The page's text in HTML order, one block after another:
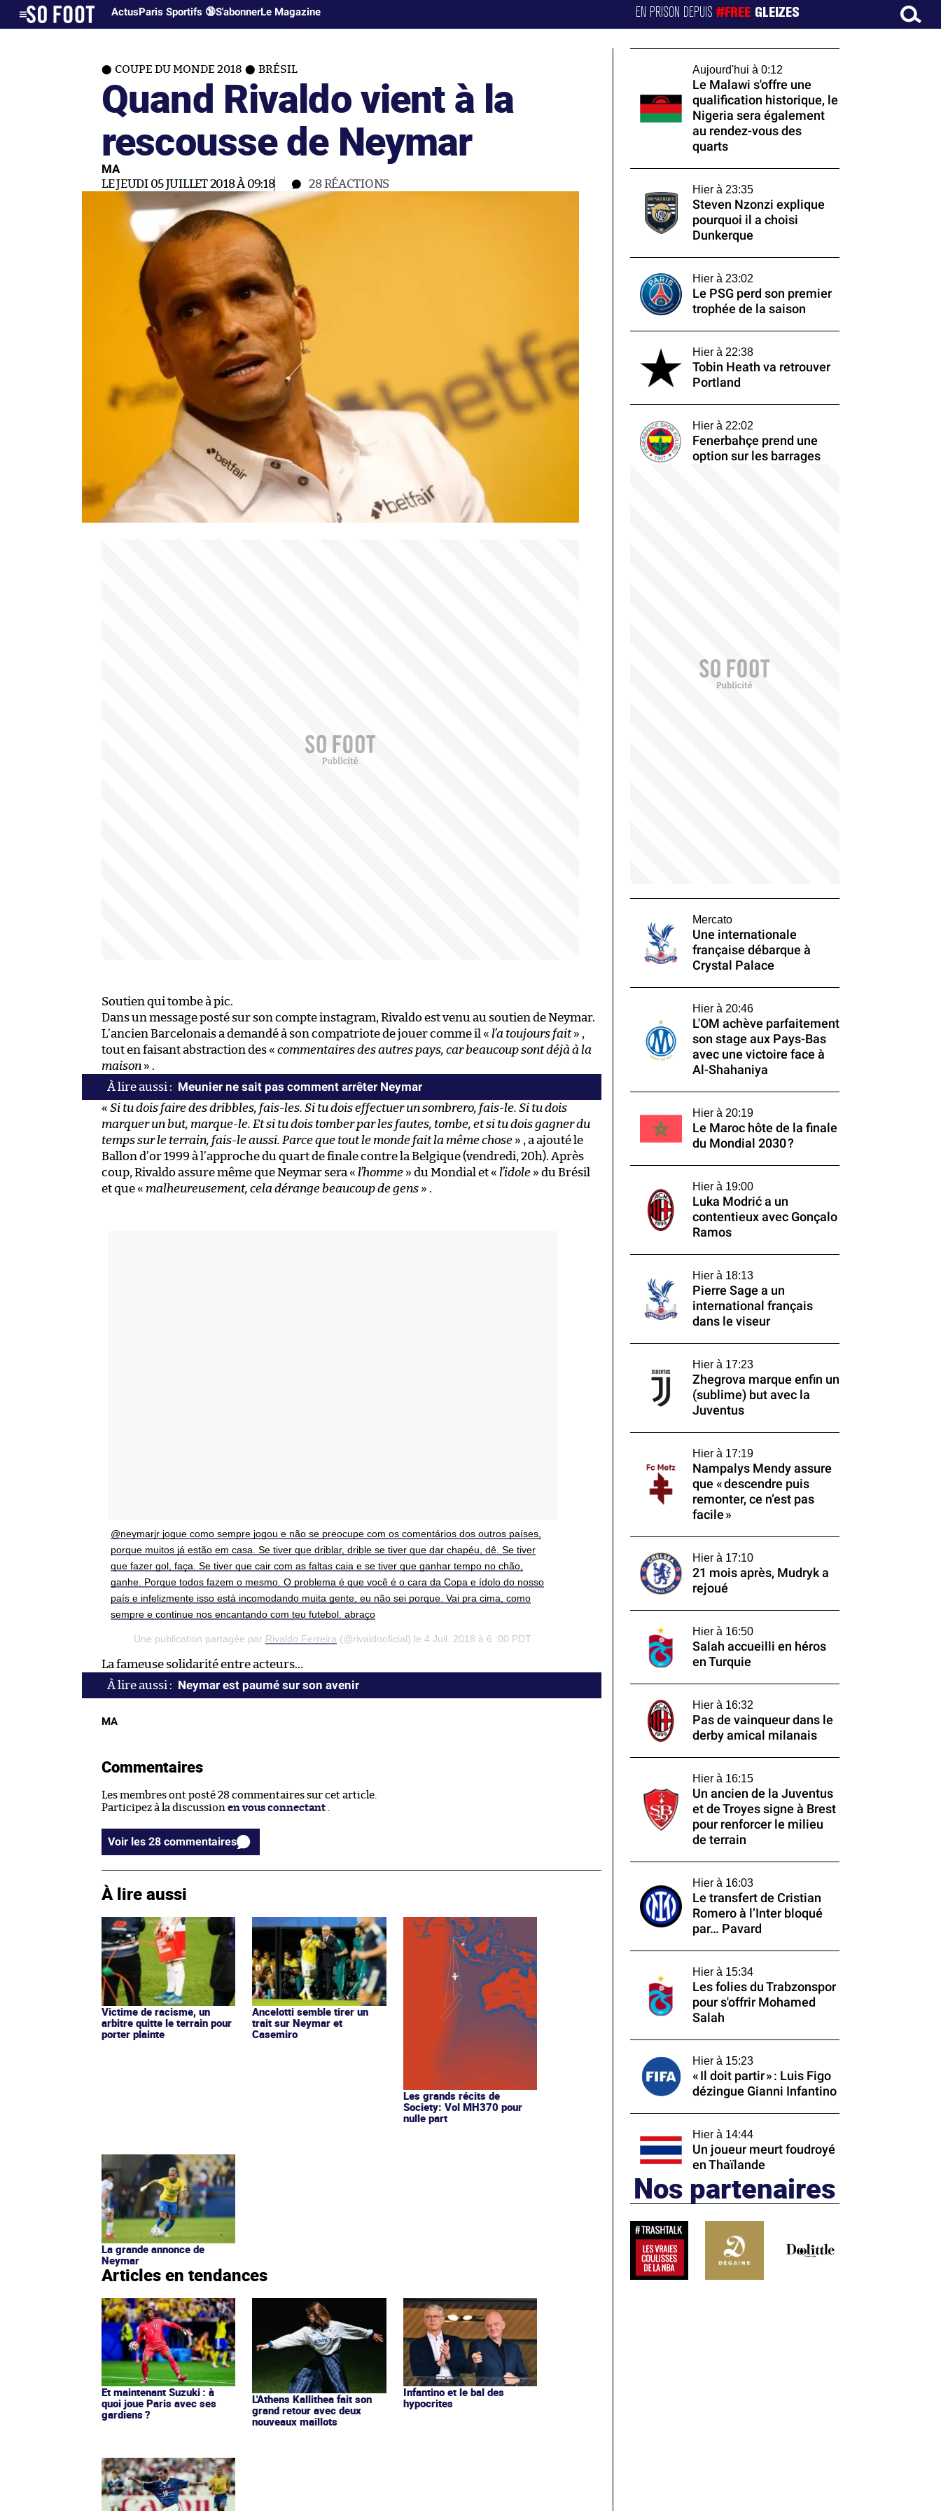
ActusParis Sportifs 🔞S'abonnerLe Magazine EN PRISON DEPUIS#FREE GLEIZES
COUPE DU MONDE 2018 BRÉSIL
Quand Rivaldo vient à la
rescousse de Neymar
MA
LE JEUDI 05 JUILLET 2018 À 09:18 28RÉACTIONS
Soutien qui tombe à pic.
Dans un message posté sur son compte instagram, Rivaldo est venu au soutien de Neymar.
L’ancien Barcelonais a demandé à son compatriote de jouer comme il « l’a toujours fait» ,
tout en faisant abstraction des « commentaires des autres pays, car beaucoup sont déjà à la
maison » .
Meunier ne sait pas comment arrêter Neymar
« Si tu dois faire des dribbles, fais-les. Si tu dois effectuer un sombrero, fais-le. Si tu dois
marquer un but, marque-le. Et si tu dois tomber par les fautes, tombe, et si tu dois gagner du
temps sur le terrain, fais-le aussi. Parce que tout le monde fait la même chose » , a ajouté le
Ballon d’or 1999 à l’approche du quart de finale contre la Belgique (vendredi, 20h). Après
coup, Rivaldo assure même que Neymar sera « l’homme » du Mondial et « l’idole » du Brésil
et que « malheureusement, cela dérange beaucoup de gens » .
@neymarjr jogue como sempre jogou e não se preocupe com os comentários dos outros países,
porque muitos já estão em casa. Se tiver que driblar, drible se tiver que dar chapéu, dê. Se tiver
que fazer gol, faça. Se tiver que cair com as faltas caia e se tiver que ganhar tempo no chão,
ganhe. Porque todos fazem o mesmo. O problema é que você é o cara da Copa e ídolo do nosso
país e infelizmente isso está incomodando muita gente, eu não sei porque. Vai pra cima, como
sempre e continue nos encantando com teu futebol. abraço
Une publication partagée par Rivaldo Ferreira (@rivaldooficial) le 4 Juil. 2018 à 6 :00 PDT
La fameuse solidarité entre acteurs…
Neymar est paumé sur son avenir
MA
Commentaires
Les membres ont posté 28 commentaires sur cet article.
Participez à la discussion en vous connectant .
Voir les 28 commentaires
À lire aussi
Victime de racisme, un
arbitre quitte le terrain pour
porter plainte
Ancelotti semble tirer un
trait sur Neymar et
Casemiro
Les grands récits de
Society: Vol MH370 pour
nulle part
La grande annonce de
Neymar
Articles en tendances
Et maintenant Suzuki : à
quoi joue Paris avec ses
gardiens ?
L'Athens Kallithea fait son
grand retour avec deux
nouveaux maillots
Infantino et le bal des
hypocrites
Aujourd'hui à 0:12
Le Malawi s'offre une
qualification historique, le
Nigeria sera également
au rendez-vous des
quarts
Hier à 23:35
Steven Nzonzi explique
pourquoi il a choisi
Dunkerque
Hier à 23:02
Le PSG perd son premier
trophée de la saison
Hier à 22:38
Tobin Heath va retrouver
Portland
Hier à 22:02
Fenerbahçe prend une
option sur les barrages
Mercato
Une internationale
française débarque à
Crystal Palace
Hier à 20:46
L'OM achève parfaitement
son stage aux Pays-Bas
avec une victoire face à
Al-Shahaniya
Hier à 20:19
Le Maroc hôte de la finale
du Mondial 2030 ?
Hier à 19:00
Luka Modrić a un
contentieux avec Gonçalo
Ramos
Hier à 18:13
Pierre Sage a un
international français
dans le viseur
Hier à 17:23
Zhegrova marque enfin un
(sublime) but avec la
Juventus
Hier à 17:19
Nampalys Mendy assure
que « descendre puis
remonter, ce n’est pas
facile »
Hier à 17:10
21 mois après, Mudryk a
rejoué
Hier à 16:50
Salah accueilli en héros
en Turquie
Hier à 16:32
Pas de vainqueur dans le
derby amical milanais
Hier à 16:15
Un ancien de la Juventus
et de Troyes signe à Brest
pour renforcer le milieu
de terrain
Hier à 16:03
Le transfert de Cristian
Romero à l’Inter bloqué
par… Pavard
Hier à 15:34
Les folies du Trabzonspor
pour s'offrir Mohamed
Salah
Hier à 15:23
« Il doit partir » : Luis Figo
dézingue Gianni Infantino
Hier à 14:44
Un joueur meurt foudroyé
en Thaïlande
Nos partenaires